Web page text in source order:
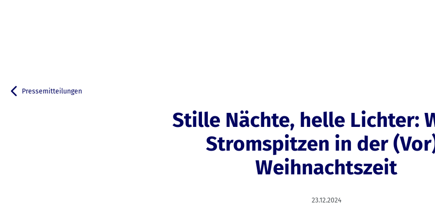
Zurück zu
Pressemitteilungen
Stille Nächte, helle Lichter:
Stromspitzen in der
Weihnachtszeit
23.12.2024